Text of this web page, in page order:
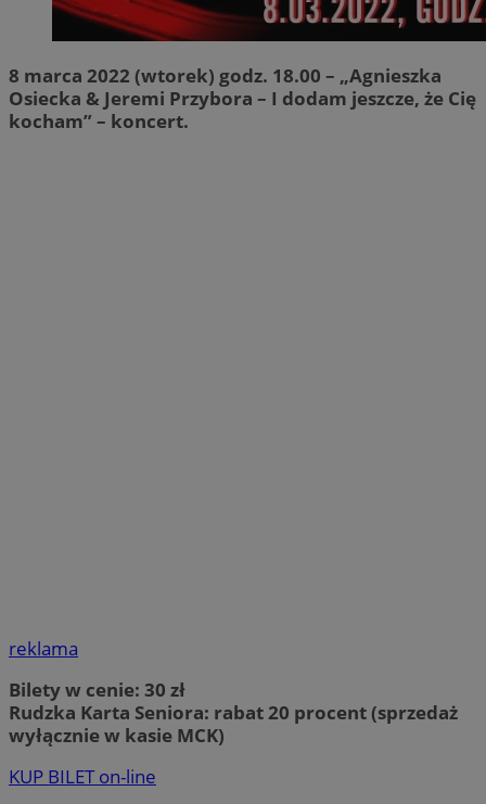
8 marca 2022 (wtorek) godz. 18.00 – „Agnieszka
Osiecka & Jeremi Przybora – I dodam jeszcze, że Cię
kocham” – koncert.
reklama
Bilety w cenie: 30 zł
Rudzka Karta Seniora: rabat 20 procent (sprzedaż
wyłącznie w kasie MCK)
KUP BILET on-line